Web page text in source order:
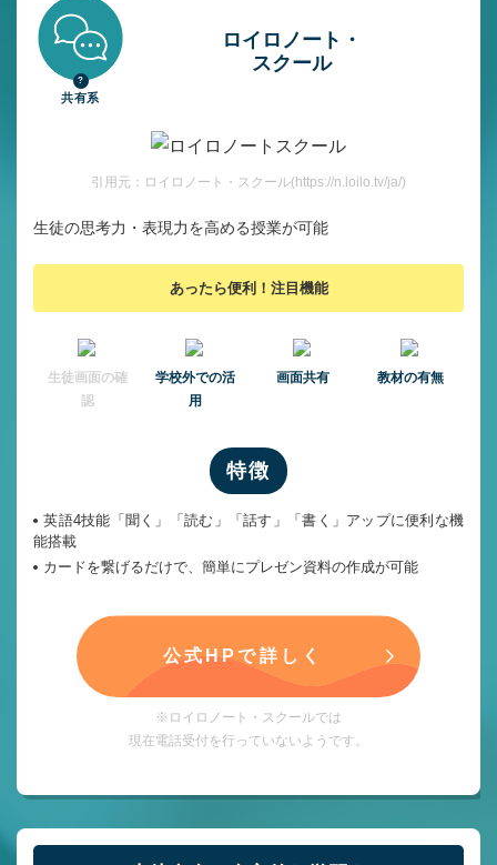
共有系
ロイロノート・
スクール
引用元：ロイロノート・スクール(https://n.loilo.tv/ja/)
生徒の思考力・表現力を高める授業が可能
あったら便利！注目機能
⽣徒画⾯の確
認
学校外での活
用
画面共有 教材の有無
特徴
英語4技能「聞く」「読む」「話す」「書く」アップに便利な機
能搭載
カードを繋げるだけで、簡単にプレゼン資料の作成が可能
公式HPで詳しく
※ロイロノート・スクールでは
現在電話受付を行っていないようです。